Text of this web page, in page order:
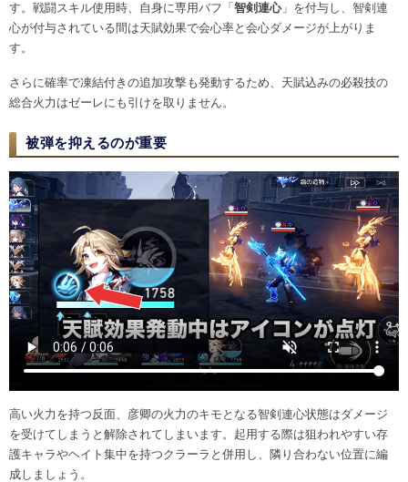
す。戦闘スキル使用時、自身に専用バフ「 智剣連心」を付与し、智剣連
心が付与されている間は天賦効果で会心率と会心ダメージが上がりま
す。
さらに確率で凍結付きの追加攻撃も発動するため、天賦込みの必殺技の
総合火力はゼーレにも引けを取りません。
被弾を抑えるのが重要
高い火力を持つ反面、彦卿の火力のキモとなる智剣連心状態はダメージ
を受けてしまうと解除されてしまいます。起用する際は狙われやすい存
護キャラやヘイト集中を持つクラーラと併用し、隣り合わない位置に編
成しましょう。